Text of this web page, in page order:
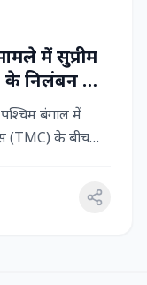
में सुप्रीम
के निलंबन की
बंगाल में
(TMC) के बीच